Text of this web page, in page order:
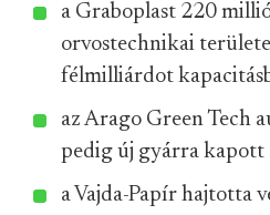
a Graboplast 220
orvostechnikai
félmilliárdot
az Arago Green Tech
pedig új gyárra
a Vajda-Papír hajtotta